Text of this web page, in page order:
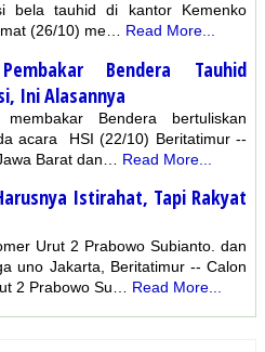
bela tauhid di kantor Kemenko
(26/10) me… Read More...
Bendera Tauhid
Ini Alasannya
Bendera bertuliskan
acara HSI (22/10) Beritatimur --
Barat dan…
Read More...
Istirahat, Tapi Rakyat
Urut 2 Prabowo Subianto. dan
uno Jakarta, Beritatimur -- Calon
2 Prabowo Su… Read More...